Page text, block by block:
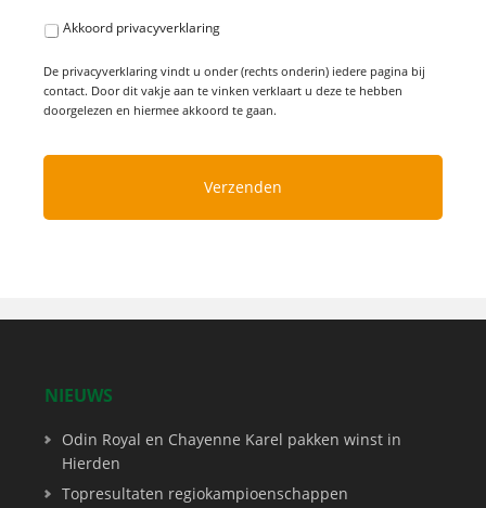
Akkoord privacyverklaring
De privacyverklaring vindt u onder (rechts onderin) iedere pagina bij
contact. Door dit vakje aan te vinken verklaart u deze te hebben
doorgelezen en hiermee akkoord te gaan.
NIEUWS
Odin Royal en Chayenne Karel pakken winst in
Hierden
Topresultaten regiokampioenschappen